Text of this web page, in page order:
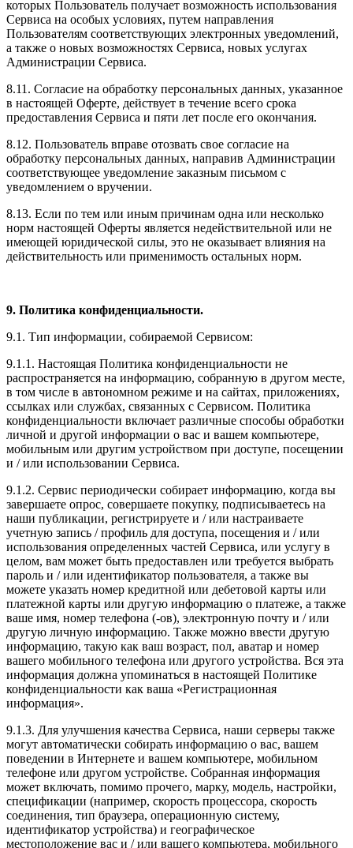
которых Пользователь получает возможность использования
Сервиса на особых условиях, путем направления
Пользователям соответствующих электронных уведомлений,
а также о новых возможностях Сервиса, новых услугах
Администрации Сервиса.
8.11. Согласие на обработку персональных данных, указанное
в настоящей Оферте, действует в течение всего срока
предоставления Сервиса и пяти лет после его окончания.
8.12. Пользователь вправе отозвать свое согласие на
обработку персональных данных, направив Администрации
соответствующее уведомление заказным письмом с
уведомлением о вручении.
8.13. Если по тем или иным причинам одна или несколько
норм настоящей Оферты является недействительной или не
имеющей юридической силы, это не оказывает влияния на
действительность или применимость остальных норм.
9. Политика конфиденциальности.
9.1. Тип информации, собираемой Сервисом:
9.1.1. Настоящая Политика конфиденциальности не
распространяется на информацию, собранную в другом месте,
в том числе в автономном режиме и на сайтах, приложениях,
ссылках или службах, связанных с Сервисом. Политика
конфиденциальности включает различные способы обработки
личной и другой информации о вас и вашем компьютере,
мобильным или другим устройством при доступе, посещении
и / или использовании Сервиса.
9.1.2. Сервис периодически собирает информацию, когда вы
завершаете опрос, совершаете покупку, подписываетесь на
наши публикации, регистрируете и / или настраиваете
учетную запись / профиль для доступа, посещения и / или
использования определенных частей Сервиса, или услугу в
целом, вам может быть предоставлен или требуется выбрать
пароль и / или идентификатор пользователя, а также вы
можете указать номер кредитной или дебетовой карты или
платежной карты или другую информацию о платеже, а также
ваше имя, номер телефона (-ов), электронную почту и / или
другую личную информацию. Также можно ввести другую
информацию, такую как ваш возраст, пол, аватар и номер
вашего мобильного телефона или другого устройства. Вся эта
информация должна упоминаться в настоящей Политике
конфиденциальности как ваша «Регистрационная
информация».
9.1.3. Для улучшения качества Сервиса, наши серверы также
могут автоматически собирать информацию о вас, вашем
поведении в Интернете и вашем компьютере, мобильном
телефоне или другом устройстве. Собранная информация
может включать, помимо прочего, марку, модель, настройки,
спецификации (например, скорость процессора, скорость
соединения, тип браузера, операционную систему,
идентификатор устройства) и географическое
местоположение вас и / или вашего компьютера, мобильного